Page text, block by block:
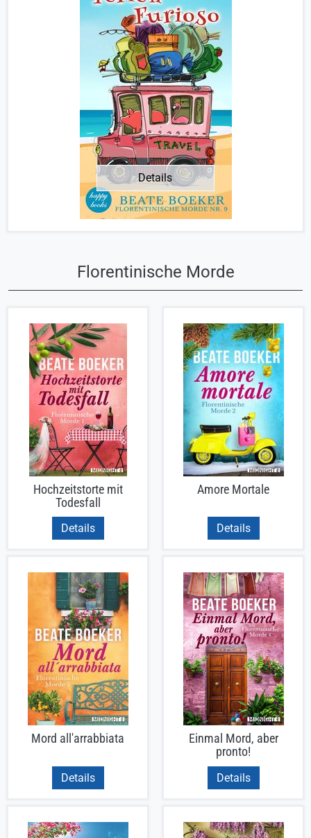
Details
Florentinische Morde
Hochzeitstorte mit
Todesfall
Details
Amore Mortale
Details
Mord all'arrabbiata
Details
Einmal Mord, aber
pronto!
Details